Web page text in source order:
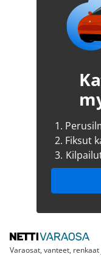
1.
2. Fiksut
3.
Varaosat, vanteet,